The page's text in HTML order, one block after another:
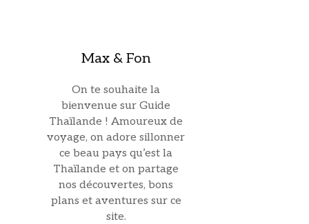
Max & Fon
On te souhaite la
bienvenue sur Guide
Thaïlande ! Amoureux de
voyage, on adore sillonner
ce beau pays qu’est la
Thaïlande et on partage
nos découvertes, bons
plans et aventures sur ce
site.